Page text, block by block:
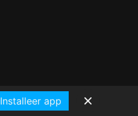
Installeer app